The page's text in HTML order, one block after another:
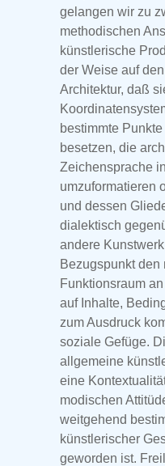
gelangen wir zu
methodischen
künstlerische
der Weise auf
Architektur, daß
bestimmte
besetzen, die
Zeichensprache
umzuformatieren
und dessen
dialektisch
andere
Bezugspunkt den
Funktionsraum
auf Inhalte,
zum Ausdruck
soziale Gefüge.
allgemeine
eine
modischen
weitgehend
künstlerischer
geworden ist.